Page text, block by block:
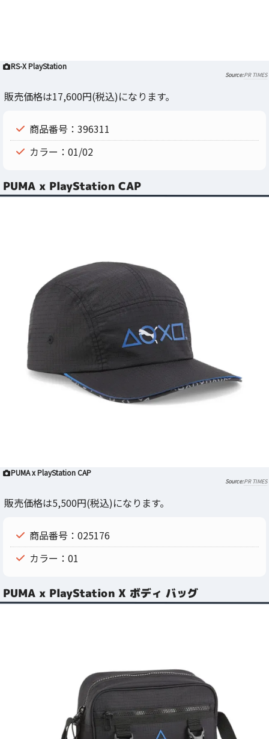
RS-X PlayStation
PR TIMES
販売価格は17,600円(税込)になります。
商品番号：396311
カラー：01/02
PUMA x PlayStation CAP
PUMA x PlayStation CAP
PR TIMES
販売価格は5,500円(税込)になります。
商品番号：025176
カラー：01
PUMA x PlayStation X ボディ バッグ